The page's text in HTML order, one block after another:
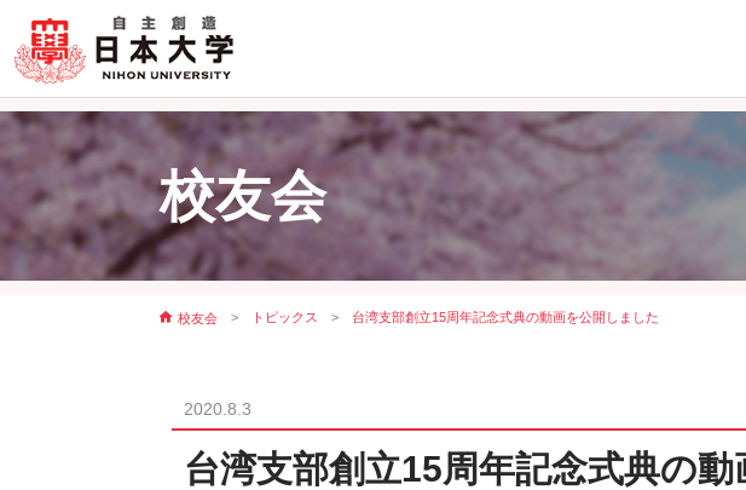
校友会
校友会 トピックス 台湾支部創立15周年記念式典の動画を公開しました
2020.8.3
台湾支部創立15周年記念式典の